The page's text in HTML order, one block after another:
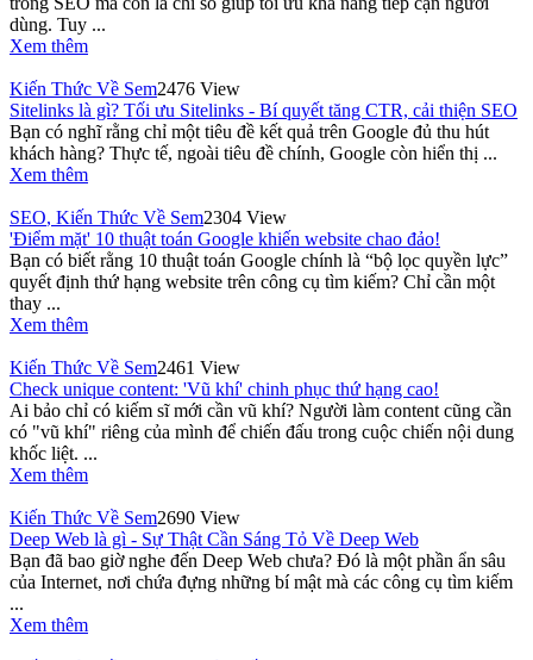
dùng. Tuy ...
Xem thêm
Kiến Thức Về Sem2476 View
Sitelinks là gì? Tối ưu Sitelinks - Bí quyết tăng CTR, cải thiện SEO
Bạn có nghĩ rằng chỉ một tiêu đề kết quả trên Google đủ thu hút
khách hàng? Thực tế, ngoài tiêu đề chính, Google còn hiển thị ...
Xem thêm
SEO, Kiến Thức Về Sem2304 View
'Điểm mặt' 10 thuật toán Google khiến website chao đảo!
Bạn có biết rằng 10 thuật toán Google chính là “bộ lọc quyền lực”
quyết định thứ hạng website trên công cụ tìm kiếm? Chỉ cần một
thay ...
Xem thêm
Kiến Thức Về Sem2461 View
Check unique content: 'Vũ khí' chinh phục thứ hạng cao!
Ai bảo chỉ có kiếm sĩ mới cần vũ khí? Người làm content cũng cần
có "vũ khí" riêng của mình để chiến đấu trong cuộc chiến nội dung
khốc liệt. ...
Xem thêm
Kiến Thức Về Sem2690 View
Deep Web là gì - Sự Thật Cần Sáng Tỏ Về Deep Web
Bạn đã bao giờ nghe đến Deep Web chưa? Đó là một phần ẩn sâu
của Internet, nơi chứa đựng những bí mật mà các công cụ tìm kiếm
...
Xem thêm